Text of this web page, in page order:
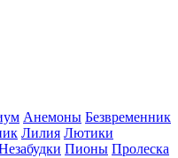
Анемоны Безвременник
Лилия Лютики
Пионы Пролеска